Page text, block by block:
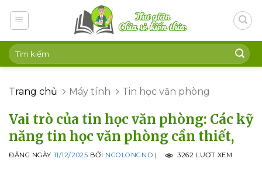
Trang chủ Máy tính Tin học văn phòng
Vai trò của tin học văn phòng: Các kỹ
năng tin học văn phòng cần thiết,
ĐĂNG NGÀY 11/12/2025 BỞI NGOLONGND | 3262 LƯỢT XEM